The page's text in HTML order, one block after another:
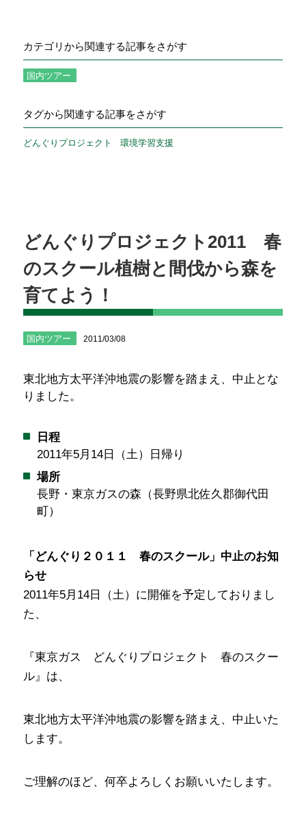
カテゴリから関連する記事をさがす
国内ツアー
タグから関連する記事をさがす
どんぐりプロジェクト 環境学習支援
どんぐりプロジェクト2011 春
のスクール植樹と間伐から森を
育てよう！
国内ツアー 2011/03/08
東北地方太平洋沖地震の影響を踏まえ、中止とな
りました。
日程
2011年5月14日（土）日帰り
場所
長野・東京ガスの森（長野県北佐久郡御代田
町）
「どんぐり２０１１ 春のスクール」中止のお知
らせ
2011年5月14日（土）に開催を予定しておりまし
た、
『東京ガス どんぐりプロジェクト 春のスクー
ル』は、
東北地方太平洋沖地震の影響を踏まえ、中止いた
します。
ご理解のほど、何卒よろしくお願いいたします。